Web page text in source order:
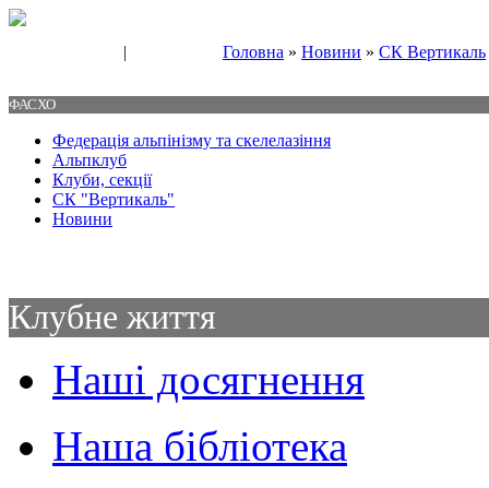
| Головна » Новини » СК Вертикаль
ФАСХО
Федерація альпінізму та скелелазіння
Альпклуб
Клуби, секції
СК "Вертикаль"
Новини
Клубне життя
Наші досягнення
Наша бібліотека